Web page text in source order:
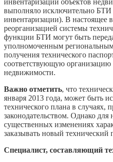
инвентаризации объектов
выполняло исключительно БТИ
инвентаризации). В настоящее
реорганизацией системы
функции БТИ могут быть
уполномоченным
получения технического
соответствующую организацию
недвижимости.
Важно отметить, что
января 2013 года, может быть
технического плана в случаях,
законодательством. Однако
существенных изменениях
заказывать новый технический
Специалист, составляющий